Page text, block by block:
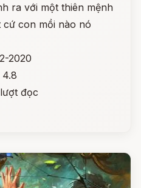
ra với một thiên mệnh
con mồi nào nó
2020
4.8
đọc